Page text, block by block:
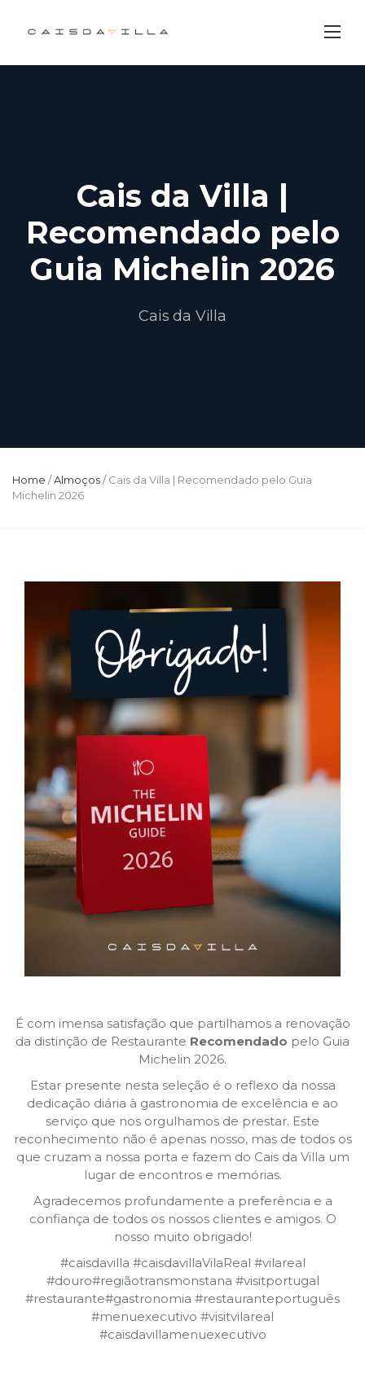
Cais da Villa |
Recomendado pelo
Guia Michelin 2026
Cais da Villa
Home /Almoços/Cais da Villa | Recomendado pelo Guia
Michelin 2026
É com imensa satisfação que partilhamos a renovação
da distinção de Restaurante Recomendado pelo Guia
Michelin 2026.
Estar presente nesta seleção é o reflexo da nossa
dedicação diária à gastronomia de excelência e ao
serviço que nos orgulhamos de prestar. Este
reconhecimento não é apenas nosso, mas de todos os
que cruzam a nossa porta e fazem do Cais da Villa um
lugar de encontros e memórias.
Agradecemos profundamente a preferência e a
confiança de todos os nossos clientes e amigos. O
nosso muito obrigado!
#caisdavilla #caisdavillaVilaReal #vilareal
#douro#regiãotransmonstana #visitportugal
#restaurante#gastronomia #restauranteportuguês
#menuexecutivo #visitvilareal
#caisdavillamenuexecutivo